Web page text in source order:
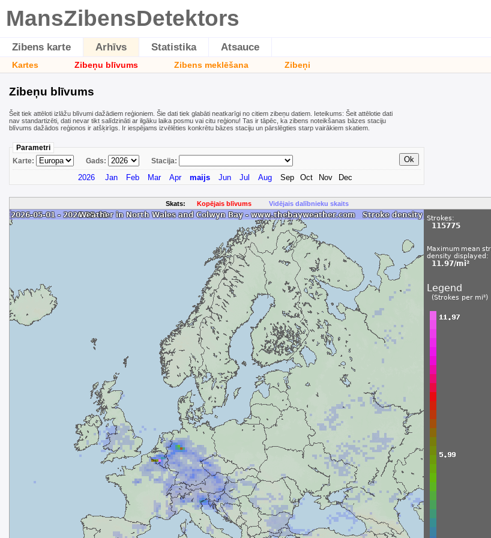
MansZibensDetektors
Zibens karte Arhīvs Statistika Atsauce
Kartes Zibeņu blīvums Zibens meklēšana Zibeņi
Zibeņu blīvums
Šeit tiek attēloti izlāžu blīvumi dažādiem reģioniem. Šie dati tiek glabāti neatkarīgi no citiem zibeņu datiem. Ieteikums: Šeit attēlotie dati
nav standartizēti, dati nevar tikt salīdzināti ar ilgāku laika posmu vai citu reģionu! Tas ir tāpēc, ka zibens noteikšanas bāzes staciju
blīvums dažādos reģionos ir atšķirīgs. Ir iespējams izvēlēties konkrētu bāzes staciju un pārslēgties starp vairākiem skatiem.
Parametri
Karte:
Gads: Stacija:
2026 Jan Feb Mar Apr maijs Jun Jul Aug Sep Oct Nov Dec
Skats: Kopējais blīvums Vidējais dalībnieku skaits